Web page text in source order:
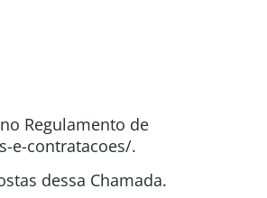
Regulamento de
e-contratacoes/.
dessa Chamada.